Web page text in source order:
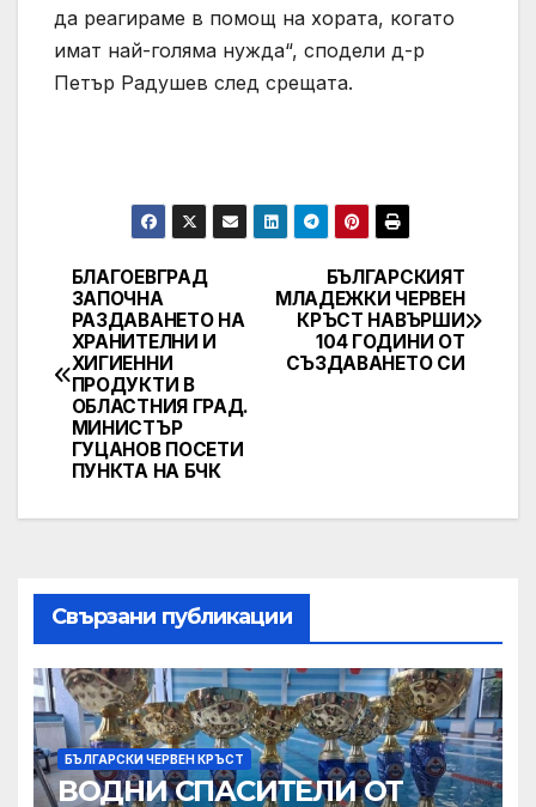
да реагираме в помощ на хората, когато
имат най-голяма нужда“, сподели д-р
Петър Радушев след срещата.
Post
navigation
БЪЛГАРСКИЯТ
МЛАДЕЖКИ ЧЕРВЕН
КРЪСТ НАВЪРШИ
104 ГОДИНИ ОТ
СЪЗДАВАНЕТО СИ
БЛАГОЕВГРАД
ЗАПОЧНА
РАЗДАВАНЕТО НА
ХРАНИТЕЛНИ И
ХИГИЕННИ
ПРОДУКТИ В
ОБЛАСТНИЯ ГРАД.
МИНИСТЪР
ГУЦАНОВ ПОСЕТИ
ПУНКТА НА БЧК
Свързани публикации
БЪЛГАРСКИ ЧЕРВЕН КРЪСТ
ВОДНИ СПАСИТЕЛИ ОТ